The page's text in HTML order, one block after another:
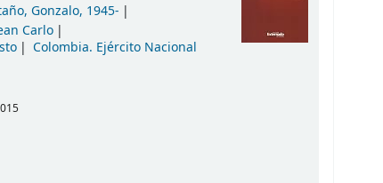
Gonzalo, 1945-
Carlo
Colombia. Ejército Nacional